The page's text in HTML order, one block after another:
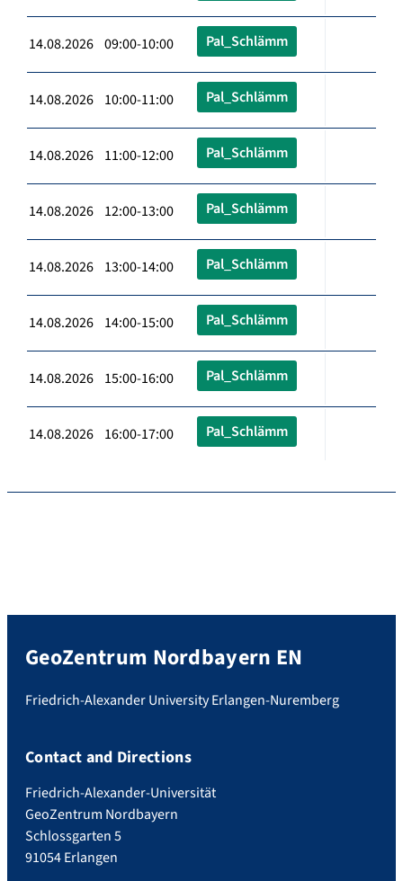
14.08.2026 09:00-10:00 Pal_Schlämm
14.08.2026 10:00-11:00 Pal_Schlämm
14.08.2026 11:00-12:00 Pal_Schlämm
14.08.2026 12:00-13:00 Pal_Schlämm
14.08.2026 13:00-14:00 Pal_Schlämm
14.08.2026 14:00-15:00 Pal_Schlämm
14.08.2026 15:00-16:00 Pal_Schlämm
14.08.2026 16:00-17:00 Pal_Schlämm
GeoZentrum Nordbayern EN
Friedrich-Alexander University Erlangen-Nuremberg
Contact and Directions
Friedrich-Alexander-Universität
GeoZentrum Nordbayern
Schlossgarten 5
91054 Erlangen